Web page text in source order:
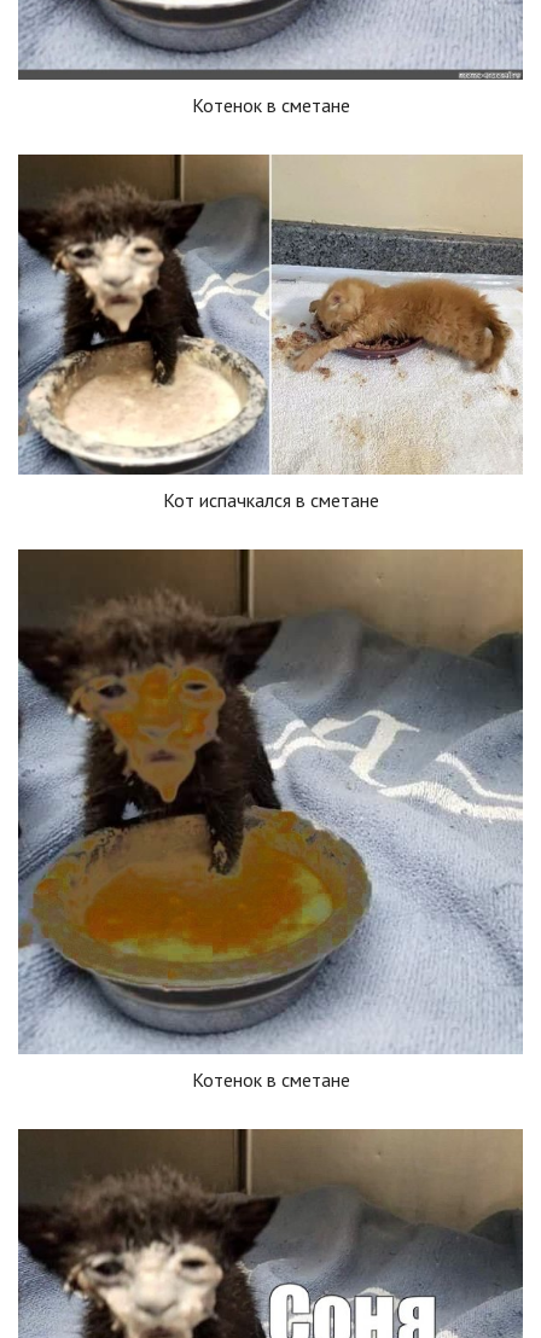
Котенок в сметане
Кот испачкался в сметане
Котенок в сметане